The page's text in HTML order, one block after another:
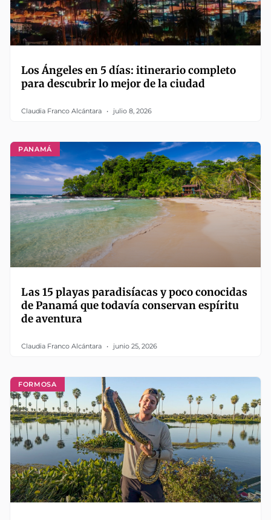
Los Ángeles en 5 días: itinerario completo
para descubrir lo mejor de la ciudad
Claudia Franco Alcántara julio 8, 2026
PANAMÁ
Las 15 playas paradisíacas y poco conocidas
de Panamá que todavía conservan espíritu
de aventura
Claudia Franco Alcántara junio 25, 2026
FORMOSA